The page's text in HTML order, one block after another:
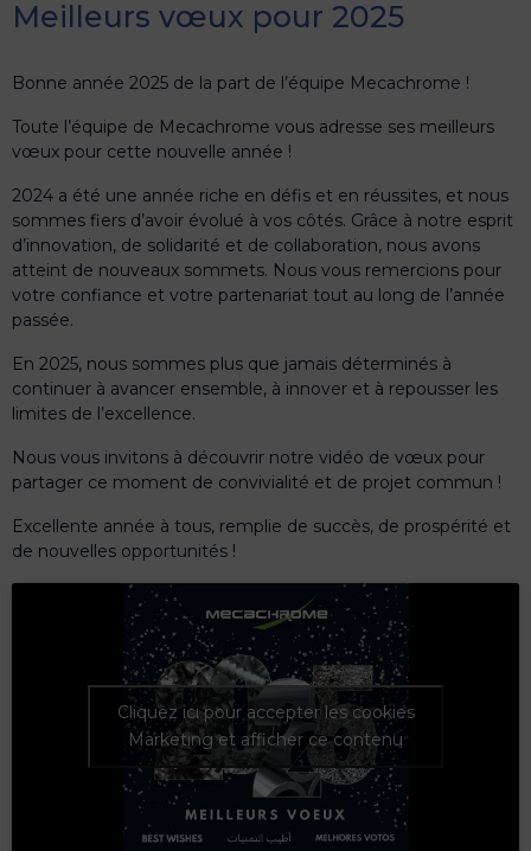
Meilleurs vœux pour 2025
Bonne année 2025 de la part de l’équipe Mecachrome !
Toute l’équipe de Mecachrome vous adresse ses meilleurs
vœux pour cette nouvelle année !
2024 a été une année riche en défis et en réussites, et nous
sommes fiers d’avoir évolué à vos côtés. Grâce à notre esprit
d’innovation, de solidarité et de collaboration, nous avons
atteint de nouveaux sommets. Nous vous remercions pour
votre confiance et votre partenariat tout au long de l’année
passée.
En 2025, nous sommes plus que jamais déterminés à
continuer à avancer ensemble, à innover et à repousser les
limites de l’excellence.
Nous vous invitons à découvrir notre vidéo de vœux pour
partager ce moment de convivialité et de projet commun !
Excellente année à tous, remplie de succès, de prospérité et
de nouvelles opportunités !
Cliquez ici pour accepter les cookies
Marketing et afficher ce contenu